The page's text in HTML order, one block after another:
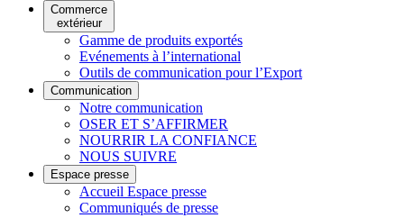
Commerce
extérieur
Gamme de produits exportés
Evénements à l’international
Outils de communication pour l’Export
Communication
Notre communication
OSER ET S’AFFIRMER
NOURRIR LA CONFIANCE
NOUS SUIVRE
Espace presse
Accueil Espace presse
Communiqués de presse